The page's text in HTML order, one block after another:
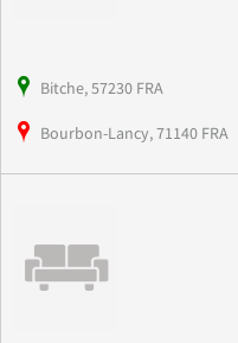
Bitche, 57230 FRA
Bourbon-Lancy, 71140 FRA